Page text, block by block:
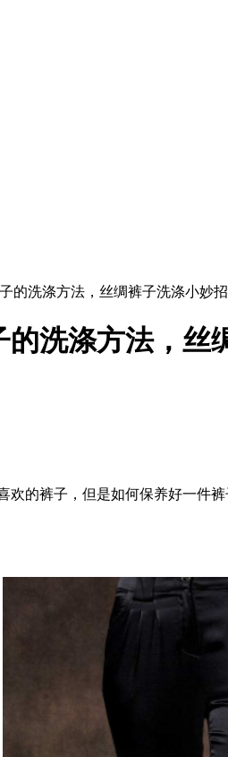
的洗涤方法，丝绸裤子洗涤小妙招
的洗涤方法，丝
欢的裤子，但是如何保养好一件